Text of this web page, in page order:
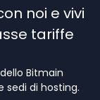
noi e vivi
tariffe
Bitmain
sedi di hosting.